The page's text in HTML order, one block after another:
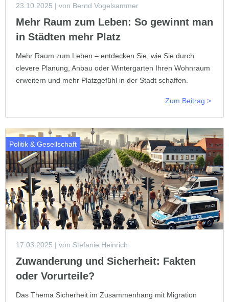
23.10.2025 | von Bernd Vogelsammer
Mehr Raum zum Leben: So gewinnt man
in Städten mehr Platz
Mehr Raum zum Leben – entdecken Sie, wie Sie durch
clevere Planung, Anbau oder Wintergarten Ihren Wohnraum
erweitern und mehr Platzgefühl in der Stadt schaffen.
Zum Beitrag >
Politik & Gesellschaft
17.03.2025 | von Stefanie Heinrich
Zuwanderung und Sicherheit: Fakten
oder Vorurteile?
Das Thema Sicherheit im Zusammenhang mit Migration